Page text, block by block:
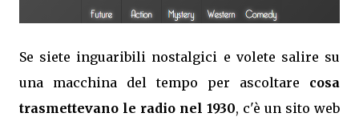
Se siete inguaribili nostalgici e volete salire su
una macchina del tempo per ascoltare cosa
trasmettevano le radio nel 1930, c'è un sito web